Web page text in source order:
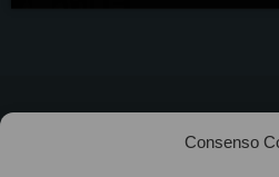
Consenso
Associazione Bandito